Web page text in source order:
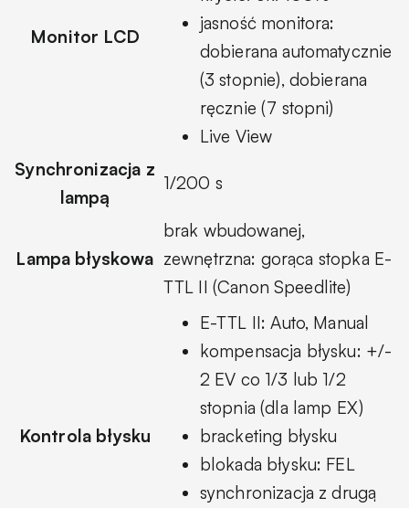
Monitor LCD
jasność monitora:
dobierana automatycznie
(3 stopnie), dobierana
ręcznie (7 stopni)
Live View
Synchronizacja z
lampą
1/200 s
Lampa błyskowa
brak wbudowanej,
zewnętrzna: gorąca stopka E-
TTL II (Canon Speedlite)
Kontrola błysku
E-TTL II: Auto, Manual
kompensacja błysku: +/-
2 EV co 1/3 lub 1/2
stopnia (dla lamp EX)
bracketing błysku
blokada błysku: FEL
synchronizacja z drugą